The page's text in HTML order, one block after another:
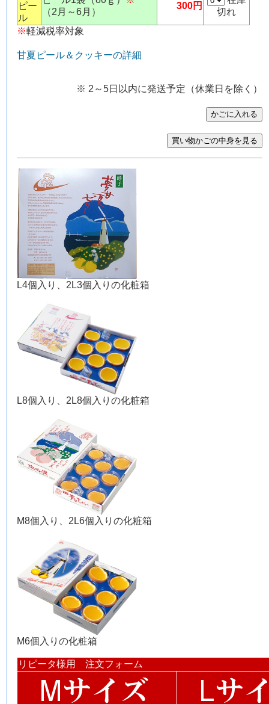
ピー
ル
（2月～6月）
300円
切れ
※軽減税率対象
甘夏ピール＆クッキーの詳細
※ 2～5日以内に発送予定（休業日を除く）
L4個入り、2L3個入りの化粧箱
L8個入り、2L8個入りの化粧箱
M8個入り、2L6個入りの化粧箱
M6個入りの化粧箱
リピータ様用 注文フォーム